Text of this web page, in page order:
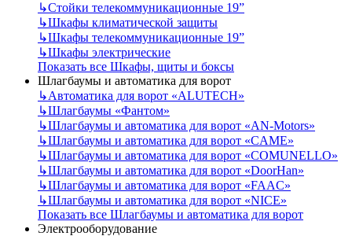
↳Стойки телекоммуникационные 19”
↳Шкафы климатической защиты
↳Шкафы телекоммуникационные 19”
↳Шкафы электрические
Показать все Шкафы, щиты и боксы
Шлагбаумы и автоматика для ворот
↳Автоматика для ворот «ALUTECH»
↳Шлагбаумы «Фантом»
↳Шлагбаумы и автоматика для ворот «AN-Motors»
↳Шлагбаумы и автоматика для ворот «CAME»
↳Шлагбаумы и автоматика для ворот «COMUNELLO»
↳Шлагбаумы и автоматика для ворот «DoorHan»
↳Шлагбаумы и автоматика для ворот «FAAC»
↳Шлагбаумы и автоматика для ворот «NICE»
Показать все Шлагбаумы и автоматика для ворот
Электрооборудование